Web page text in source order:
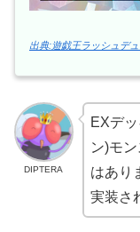
出典:遊戯王ラッシュデ
DIPTERA
EXデ
ン)モ
はあり
実装さ